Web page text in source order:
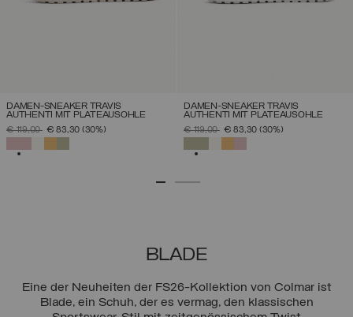
DAMEN-SNEAKER TRAVIS
AUTHENTI MIT PLATEAUSOHLE
PREIS REDUZIERT VON
€ 119,00AUF
€ 83,30 (30%)
DAMEN-SNEAKER TRAVIS
AUTHENTI MIT PLATEAUSOHLE
PREIS REDUZIERT VON
€ 119,00AUF
€ 83,30 (30%)
BLADE
Eine der Neuheiten der FS26-Kollektion von Colmar ist
Blade, ein Schuh, der es vermag, den klassischen